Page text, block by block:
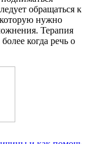
обращаться к
которую нужно
Терапия
когда речь о